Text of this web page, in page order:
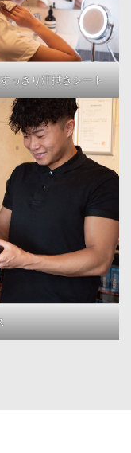
っきり汗拭きシート